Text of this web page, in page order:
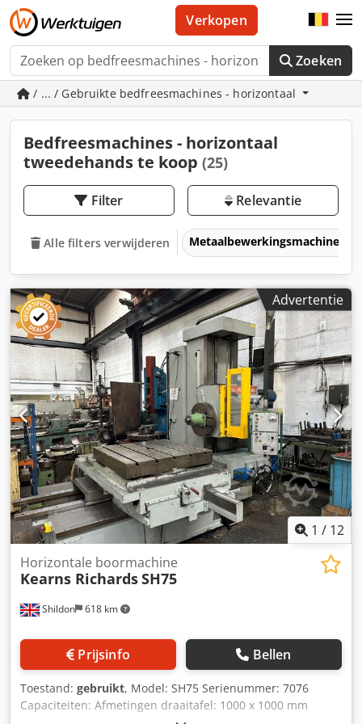
Zoeken
Verkopen
/ ... / Gebruikte bedfreesmachines - horizontaal
Bedfreesmachines - horizontaal
tweedehands te koop (25)
Filter Relevantie
Alle filters verwijderen Metaalbewerkingsmachines
Advertentie
1 / 12
Shildon 618 km
Horizontale boormachine
Kearns RichardsSH75
Prijsinfo Bellen
Toestand: gebruikt, Model: SH75 Serienummer: 7076
Capaciteiten: Afmetingen draaitafel: 1000 x 1000 mm